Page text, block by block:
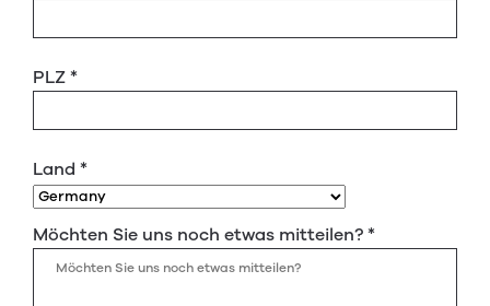
PLZ*
Land *
Möchten Sie uns noch etwas mitteilen?*